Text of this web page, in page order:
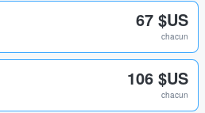
67 $US
chacun
106 $US
chacun